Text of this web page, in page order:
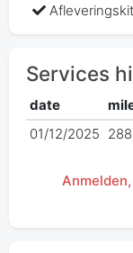
Afleveringskit
Services
date
01/12/2025